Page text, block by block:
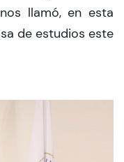
llamó, en esta
de estudios este